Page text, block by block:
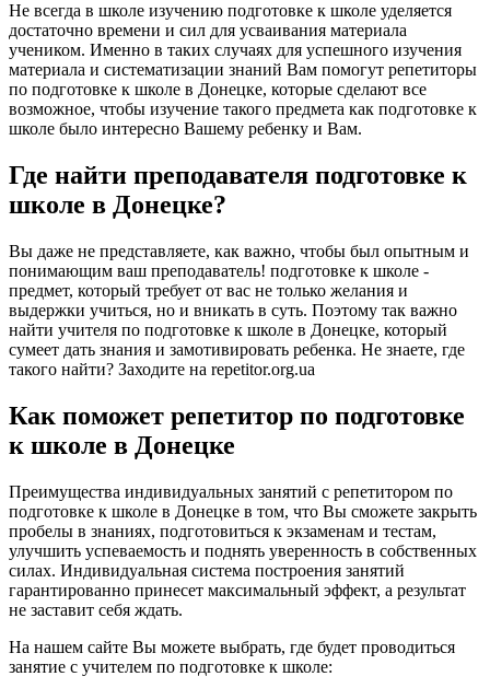
Не всегда в школе изучению подготовке к школе уделяется
достаточно времени и сил для усваивания материала
учеником. Именно в таких случаях для успешного изучения
материала и систематизации знаний Вам помогут репетиторы
по подготовке к школе в Донецке, которые сделают все
возможное, чтобы изучение такого предмета как подготовке к
школе было интересно Вашему ребенку и Вам.
Где найти преподавателя подготовке к
школе в Донецке?
Вы даже не представляете, как важно, чтобы был опытным и
понимающим ваш преподаватель! подготовке к школе -
предмет, который требует от вас не только желания и
выдержки учиться, но и вникать в суть. Поэтому так важно
найти учителя по подготовке к школе в Донецке, который
сумеет дать знания и замотивировать ребенка. Не знаете, где
такого найти? Заходите на repetitor.org.ua
Как поможет репетитор по подготовке
к школе в Донецке
Преимущества индивидуальных занятий с репетитором по
подготовке к школе в Донецке в том, что Вы сможете закрыть
пробелы в знаниях, подготовиться к экзаменам и тестам,
улучшить успеваемость и поднять уверенность в собственных
силах. Индивидуальная система построения занятий
гарантированно принесет максимальный эффект, а результат
не заставит себя ждать.
На нашем сайте Вы можете выбрать, где будет проводиться
занятие с учителем по подготовке к школе: